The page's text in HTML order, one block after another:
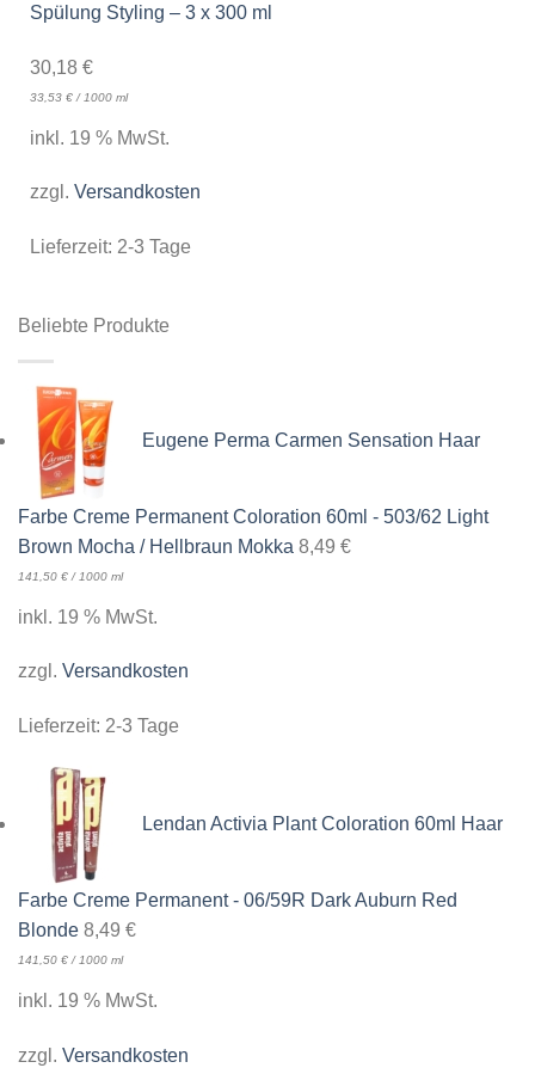
Spülung Styling – 3 x 300 ml
30,18 €
33,53 €/ 1000 ml
inkl. 19 % MwSt.
zzgl. Versandkosten
Lieferzeit: 2-3 Tage
Beliebte Produkte
Eugene Perma Carmen Sensation Haar
Farbe Creme Permanent Coloration 60ml - 503/62 Light
Brown Mocha / Hellbraun Mokka 8,49 €
141,50 € / 1000 ml
inkl. 19 % MwSt.
zzgl. Versandkosten
Lieferzeit: 2-3 Tage
Lendan Activia Plant Coloration 60ml Haar
Farbe Creme Permanent - 06/59R Dark Auburn Red
Blonde 8,49 €
141,50 € / 1000 ml
inkl. 19 % MwSt.
zzgl. Versandkosten